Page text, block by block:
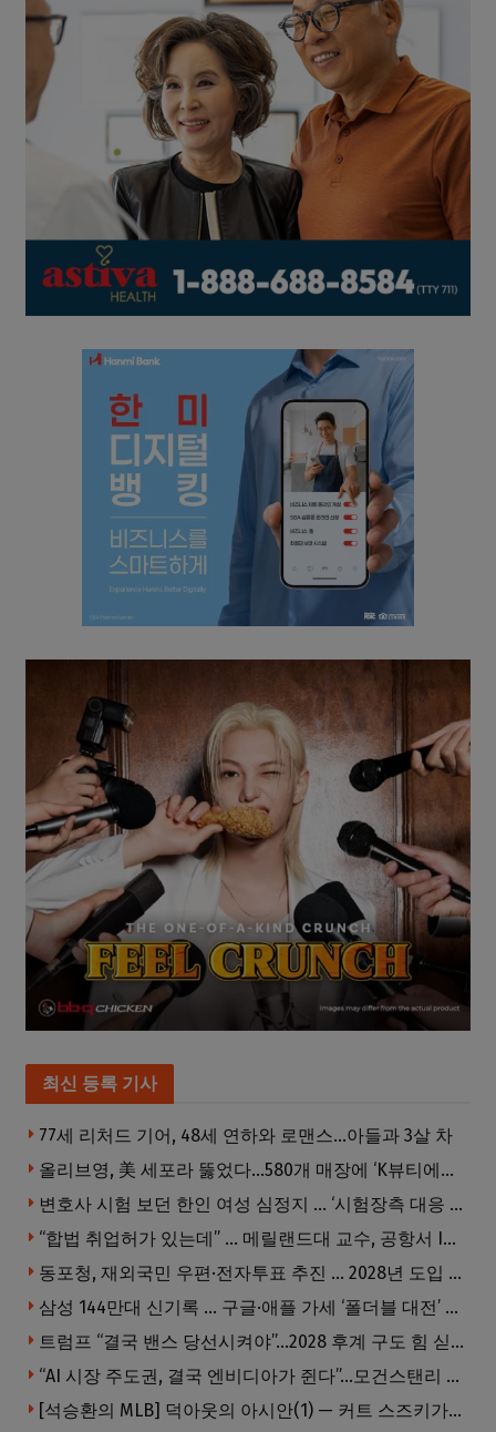
최신 등록 기사
77세 리처드 기어, 48세 연하와 로맨스…아들과 3살 차
올리브영, 美 세포라 뚫었다…580개 매장에 ‘K뷰티에딧’ 론칭
변호사 시험 보던 한인 여성 심정지 … ‘시험장측 대응 부적절’ 소송
“합법 취업허가 있는데” … 메릴랜드대 교수, 공항서 ICE에 체포, 구금 중
동포청, 재외국민 우편·전자투표 추진 … 2028년 도입 목표
삼성 144만대 신기록 … 구글·애플 가세 ‘폴더블 대전’ 열린다
트럼프 “결국 밴스 당선시켜야”…2028 후계 구도 힘 싣나
“AI 시장 주도권, 결국 엔비디아가 쥔다”…모건스탠리 장담
[석승환의 MLB] 덕아웃의 아시안(1) — 커트 스즈키가 우리에게 묻는 것